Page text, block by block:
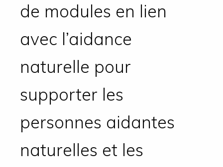
de modules en lien
avec l’aidance
naturelle pour
supporter les
personnes aidantes
naturelles et les